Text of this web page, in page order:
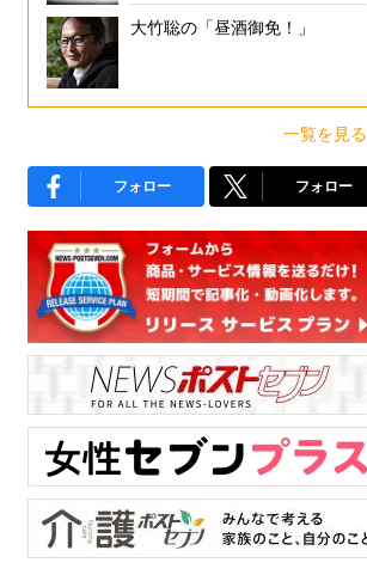
大竹聡の「昼酒御免！」
一覧を見る
フォロー フォロー